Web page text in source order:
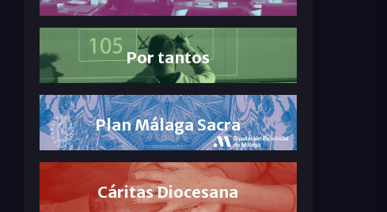
Por tantos
Plan Málaga Sacra
Cáritas Diocesana